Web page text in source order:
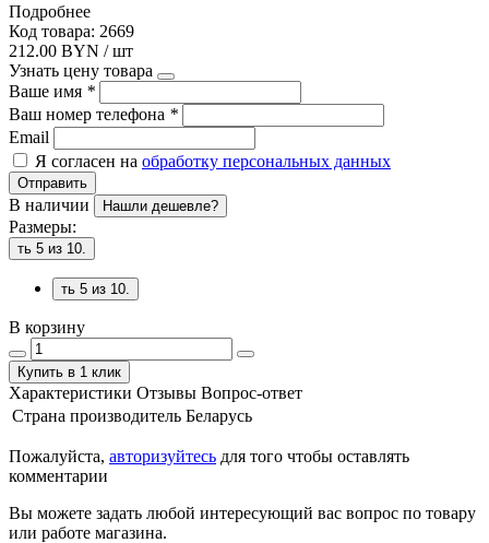
Подробнее
Код товара: 2669
212.00 BYN / шт
Узнать цену товара
Ваше имя *
Ваш номер телефона *
Email
Я согласен на обработку персональных данных
Отправить
В наличии Нашли дешевле?
Размеры:
ть 5 из 10.
ть 5 из 10.
В корзину
Купить в 1 клик
Характеристики Отзывы Вопрос-ответ
Страна производитель Беларусь
Пожалуйста, авторизуйтесь для того чтобы оставлять
комментарии
Вы можете задать любой интересующий вас вопрос по товару
или работе магазина.